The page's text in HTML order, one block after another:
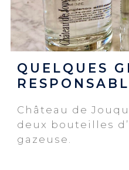
QUELQUES
Château de
deux bouteilles
gazeuse.